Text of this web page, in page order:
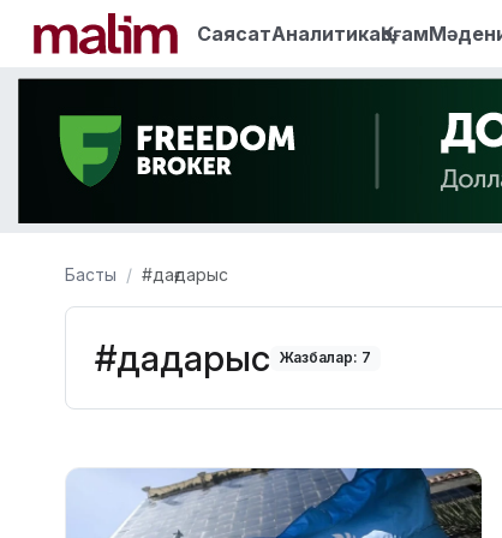
СаясатАналитикаҚоғам
Басты #дағдарыс
#дағдарыс Жазбалар: 7